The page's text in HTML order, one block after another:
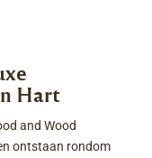
Hart
and Wood
ontstaan rondom